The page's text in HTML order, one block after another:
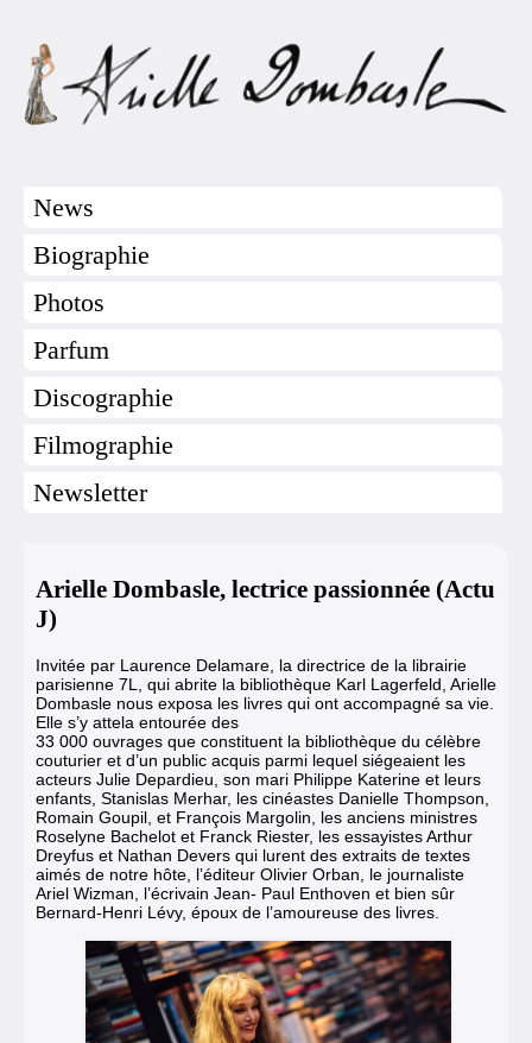
News
Biographie
Photos
Parfum
Discographie
Filmographie
Newsletter
Arielle Dombasle, lectrice passionnée (Actu
J)
Invitée par Laurence Delamare, la directrice de la librairie
parisienne 7L, qui abrite la bibliothèque Karl Lagerfeld, Arielle
Dombasle nous exposa les livres qui ont accompagné sa vie.
Elle s’y attela entourée des
33 000 ouvrages que constituent la bibliothèque du célèbre
couturier et d’un public acquis parmi lequel siégeaient les
acteurs Julie Depardieu, son mari Philippe Katerine et leurs
enfants, Stanislas Merhar, les cinéastes Danielle Thompson,
Romain Goupil, et François Margolin, les anciens ministres
Roselyne Bachelot et Franck Riester, les essayistes Arthur
Dreyfus et Nathan Devers qui lurent des extraits de textes
aimés de notre hôte, l’éditeur Olivier Orban, le journaliste
Ariel Wizman, l’écrivain Jean- Paul Enthoven et bien sûr
Bernard-Henri Lévy, époux de l’amoureuse des livres.